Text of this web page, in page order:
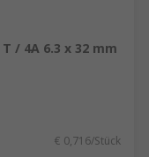
/ 4A 6.3 x 32 mm
€ 0,716/Stück